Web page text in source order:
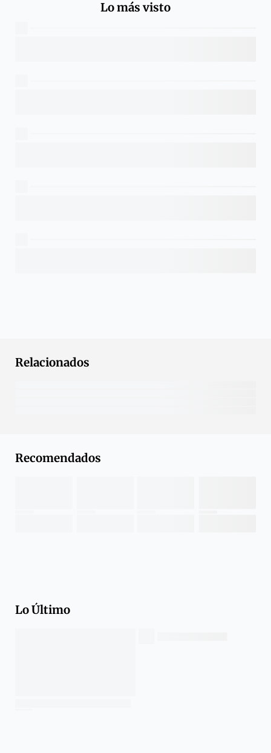
Lo más visto
Relacionados
Recomendados
Lo Último